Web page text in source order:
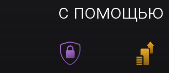
с помощью